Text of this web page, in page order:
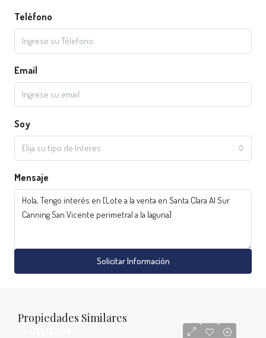
Teléfono
Email
Soy
Elija su tipo de Interes
Mensaje
Solicitar Información
Propiedades Similares